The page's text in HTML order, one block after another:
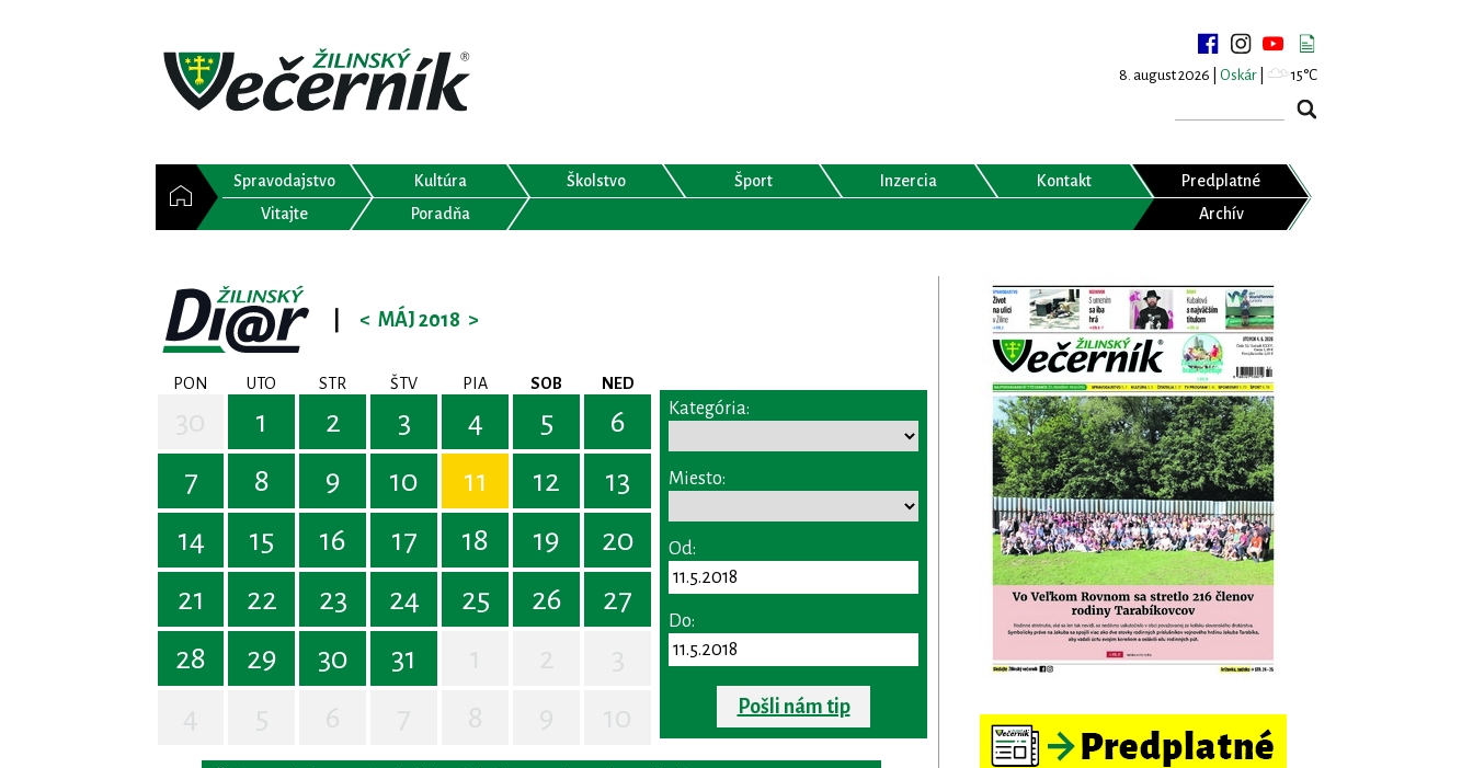
8. august 2026 | Oskár 15°C
Spravodajstvo Kultúra Školstvo Šport Inzercia Kontakt
Predplatné
Vitajte
Poradňa Archív
< MÁJ 2018 >
PON UTO STR ŠTV PIA SOB NED
1 2 3 4 5
6
7
8 9 10 11 12
13
14
15 16 17 18 19
20
21
22 23 24 25 26
27
28
29 30 31
Kategória:
Miesto:
Od:
Do:
Pošli nám tip